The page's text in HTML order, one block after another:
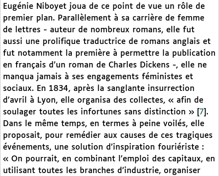
Eugénie Niboyet joua de ce point de vue un rôle de
premier plan. Parallèlement à sa carrière de femme
de lettres - auteur de nombreux romans, elle fut
aussi une prolifique traductrice de romans anglais et
fut notamment la première à permettre la publication
en français d’un roman de Charles Dickens -, elle ne
manqua jamais à ses engagements féministes et
sociaux. En 1834, après la sanglante insurrection
d’avril à Lyon, elle organisa des collectes, « afin de
soulager toutes les infortunes sans distinction »
7 .
Dans le même temps, en termes à peine voilés, elle
proposait, pour remédier aux causes de ces tragiques
événements, une solution d’inspiration fouriériste :
« On pourrait, en combinant l’emploi des capitaux, en
utilisant toutes les branches d’industrie, organiser